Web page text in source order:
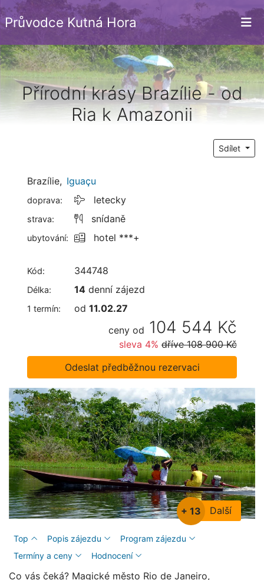
Průvodce Kutná Hora
Přírodní krásy Brazílie - od
Ria k Amazonii
Sdílet
Brazílie, Iguaçu
doprava: letecky
strava: snídaně
ubytování: hotel ***+
Kód: 344748
Délka: 14 denní zájezd
1 termín: od 11.02.27
ceny od 104 544 Kč
sleva 4% dříve108 900 Kč
Odeslat předběžnou rezervaci
+ 13 Další
Top Popis zájezdu
Program zájezdu
Termíny a ceny
Hodnocení
Co vás čeká? Magické město Rio de Janeiro,